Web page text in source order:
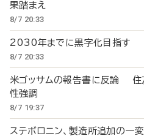
果踏まえ
8/7 20:33
2030年までに黒字化目指す
8/7 20:33
米ゴッサムの報告書に反論 住
性強調
8/7 19:37
ステボロニン、製造所追加の一